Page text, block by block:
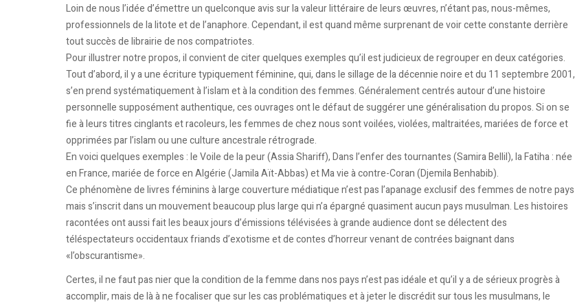
Loin de nous l’idée d’émettre un quelconque avis sur la valeur littéraire de leurs œuvres, n’étant pas, nous-mêmes,
professionnels de la litote et de l’anaphore. Cependant, il est quand même surprenant de voir cette constante derrière
tout succès de librairie de nos compatriotes.
Pour illustrer notre propos, il convient de citer quelques exemples qu’il est judicieux de regrouper en deux catégories.
Tout d’abord, il y a une écriture typiquement féminine, qui, dans le sillage de la décennie noire et du 11 septembre 2001,
s’en prend systématiquement à l’islam et à la condition des femmes. Généralement centrés autour d’une histoire
personnelle supposément authentique, ces ouvrages ont le défaut de suggérer une généralisation du propos. Si on se
fie à leurs titres cinglants et racoleurs, les femmes de chez nous sont voilées, violées, maltraitées, mariées de force et
opprimées par l’islam ou une culture ancestrale rétrograde.
En voici quelques exemples : le Voile de la peur (Assia Shariff), Dans l’enfer des tournantes (Samira Bellil), la Fatiha : née
en France, mariée de force en Algérie (Jamila Aït-Abbas) et Ma vie à contre-Coran (Djemila Benhabib).
Ce phénomène de livres féminins à large couverture médiatique n’est pas l’apanage exclusif des femmes de notre pays
mais s’inscrit dans un mouvement beaucoup plus large qui n’a épargné quasiment aucun pays musulman. Les histoires
racontées ont aussi fait les beaux jours d’émissions télévisées à grande audience dont se délectent des
téléspectateurs occidentaux friands d’exotisme et de contes d’horreur venant de contrées baignant dans
«l’obscurantisme».
Certes, il ne faut pas nier que la condition de la femme dans nos pays n’est pas idéale et qu’il y a de sérieux progrès à
accomplir, mais de là à ne focaliser que sur les cas problématiques et à jeter le discrédit sur tous les musulmans, le